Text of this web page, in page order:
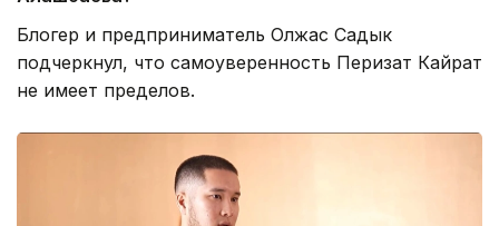
Блогер и предприниматель Олжас Садык
подчеркнул, что самоуверенность Перизат Кайрат
не имеет пределов.